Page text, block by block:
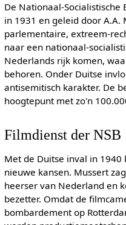
De Nationaal-Socialistische
in 1931 en geleid door A.A.
parlementaire, extreem-
naar een nationaal-
Nederlands rijk komen,
behoren. Onder Duitse
antisemitisch karakter. De
hoogtepunt met zo'n
Filmdienst der NSB
Met de Duitse inval in 1940
nieuwe kansen. Mussert
heerser van Nederland en
bezetter. Omdat de
bombardement op